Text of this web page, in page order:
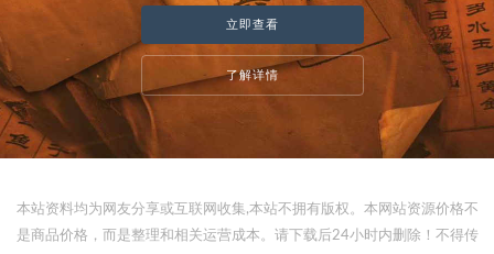
立即查看
了解详情
本站资料均为网友分享或互联网收集,本站不拥有版权。本网站资源价格不
是商品价格，而是整理和相关运营成本。请下载后24小时内删除！不得传